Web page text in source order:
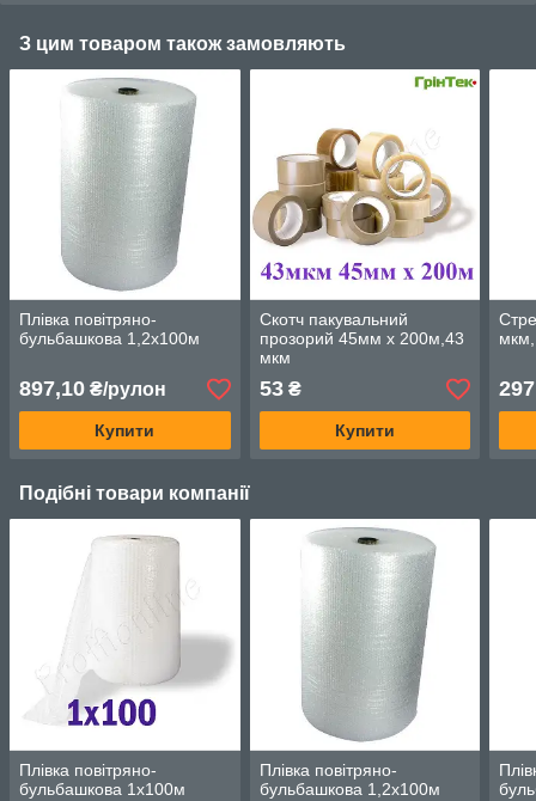
З цим товаром також замовляють
Плівка повітряно-
бульбашкова 1,2х100м
897,10 ₴/рулон
Купити
Скотч пакувальний
прозорий 45мм х 200м,43
мкм
53₴
Купити
297
Подібні товари компанії
Плівка повітряно-
бульбашкова 1х100м
Плівка повітряно-
бульбашкова 1,2х100м